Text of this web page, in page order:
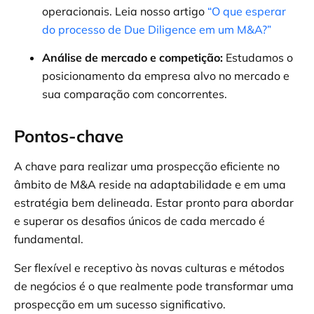
operacionais. Leia nosso artigo “O que esperar
do processo de Due Diligence em um M&A?”
Análise de mercado e competição: Estudamos o
posicionamento da empresa alvo no mercado e
sua comparação com concorrentes.
Pontos-chave
A chave para realizar uma prospecção eficiente no
âmbito de M&A reside na adaptabilidade e em uma
estratégia bem delineada. Estar pronto para abordar
e superar os desafios únicos de cada mercado é
fundamental.
Ser flexível e receptivo às novas culturas e métodos
de negócios é o que realmente pode transformar uma
prospecção em um sucesso significativo.